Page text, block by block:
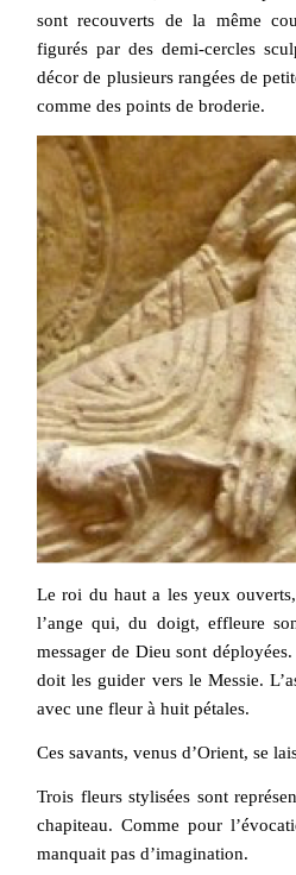
sont recouverts de la même
figurés par des demi-cercles
décor de plusieurs rangées de
comme des points de broderie.
Le roi du haut a les yeux
l’ange qui, du doigt, effleure
messager de Dieu sont
doit les guider vers le Messie.
avec une fleur à huit pétales.
Ces savants, venus d’Orient, se
Trois fleurs stylisées sont
chapiteau. Comme pour
manquait pas d’imagination.